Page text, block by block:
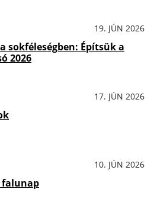
19. JÚN 2026
sokféleségben: Építsük a
2026
17. JÚN 2026
10. JÚN 2026
falunap